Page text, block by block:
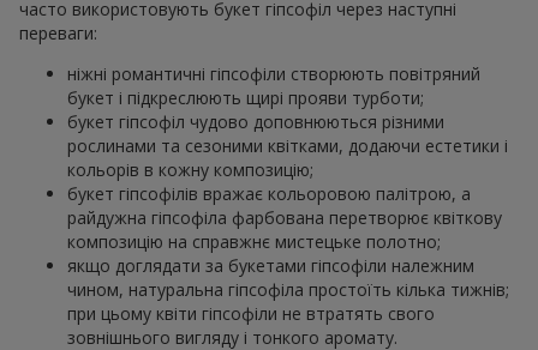
часто використовують букет гіпсофіл через наступні
переваги:
ніжні романтичні гіпсофіли створюють повітряний
букет і підкреслюють щирі прояви турботи;
букет гіпсофіл чудово доповнюються різними
рослинами та сезоними квітками, додаючи естетики і
кольорів в кожну композицію;
букет гіпсофілів вражає кольоровою палітрою, а
райдужна гіпсофіла фарбована перетворює квіткову
композицію на справжнє мистецьке полотно;
якщо доглядати за букетами гіпсофіли належним
чином, натуральна гіпсофіла простоїть кілька тижнів;
при цьому квіти гіпсофіли не втратять свого
зовнішнього вигляду і тонкого аромату.